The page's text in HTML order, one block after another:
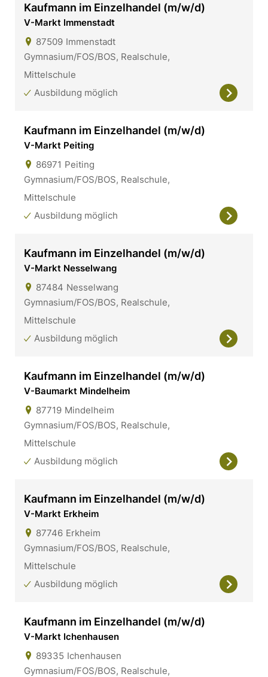
Kaufmann im Einzelhandel (m/w/d)
V-Markt Immenstadt
87509 Immenstadt
Gymnasium/FOS/BOS, Realschule,
Mittelschule
Ausbildung möglich
Kaufmann im Einzelhandel (m/w/d)
V-Markt Peiting
86971 Peiting
Gymnasium/FOS/BOS, Realschule,
Mittelschule
Ausbildung möglich
Kaufmann im Einzelhandel (m/w/d)
V-Markt Nesselwang
87484 Nesselwang
Gymnasium/FOS/BOS, Realschule,
Mittelschule
Ausbildung möglich
Kaufmann im Einzelhandel (m/w/d)
V-Baumarkt Mindelheim
87719 Mindelheim
Gymnasium/FOS/BOS, Realschule,
Mittelschule
Ausbildung möglich
Kaufmann im Einzelhandel (m/w/d)
V-Markt Erkheim
87746 Erkheim
Gymnasium/FOS/BOS, Realschule,
Mittelschule
Ausbildung möglich
Kaufmann im Einzelhandel (m/w/d)
V-Markt Ichenhausen
89335 Ichenhausen
Gymnasium/FOS/BOS, Realschule,